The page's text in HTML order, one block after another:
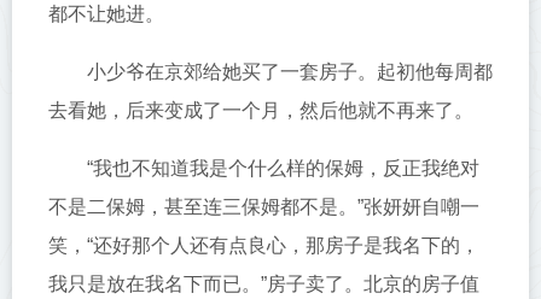
都不让她进。
小少爷在京郊给她买了一套房子。起初他每周都
去看她，后来变成了一个月，然后他就不再来了。
“我也不知道我是个什么样的保姆，反正我绝对
不是二保姆，甚至连三保姆都不是。”张妍妍自嘲一
笑，“还好那个人还有点良心，那房子是我名下的，
我只是放在我名下而已。”房子卖了。北京的房子值